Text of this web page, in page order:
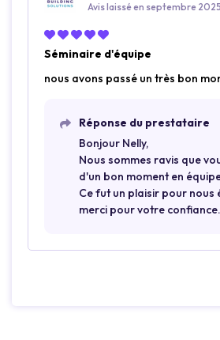
Avis laissé en septembre 2025
Séminaire d'équipe
nous avons passé un très bon
Réponse du prestataire
Bonjour Nelly,
Nous sommes ravis que
d'un bon moment en
Ce fut un plaisir pour nous
merci pour votre confiance.